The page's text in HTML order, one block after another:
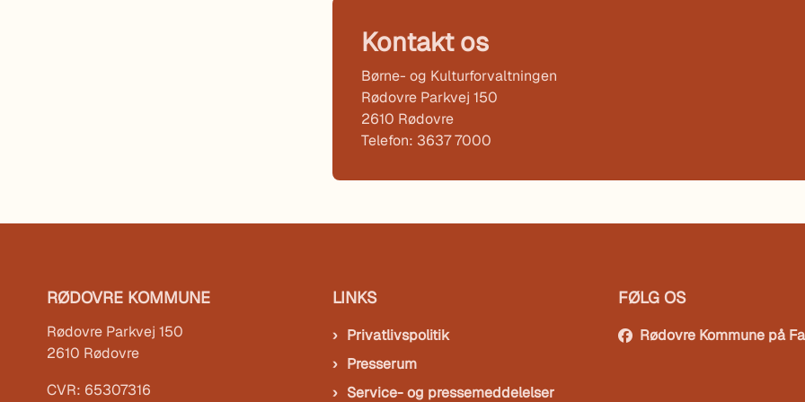
Kontakt os
Børne- og Kulturforvaltningen
Rødovre Parkvej 150
2610 Rødovre
Telefon: 3637 7000
RØDOVRE KOMMUNE
Rødovre Parkvej 150
2610 Rødovre
CVR: 65307316
LINKS
Privatlivspolitik
Presserum
Service- og pressemeddelelser
FØLG OS
Rødovre Kommune på